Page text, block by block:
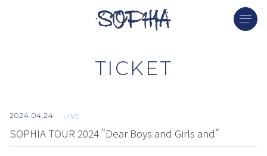
TICKET
2024.04.24 LIVE
SOPHIA TOUR 2024 "Dear Boys and Girls and"